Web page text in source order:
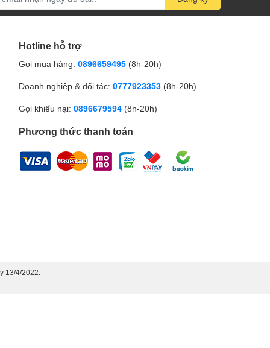
Hotline hỗ trợ
Gọi mua hàng: 0896659495 (8h-20h)
Doanh nghiệp & đối tác: 0777923353 (8h-20h)
Gọi khiếu nại: 0896679594 (8h-20h)
Phương thức thanh toán
13/4/2022.